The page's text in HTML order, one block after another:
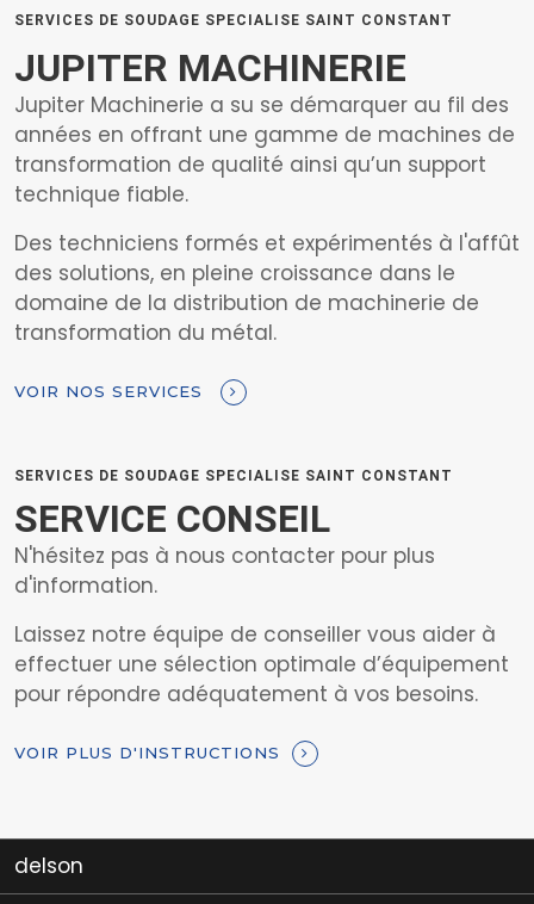
SERVICES DE SOUDAGE SPECIALISE SAINT CONSTANT
JUPITER MACHINERIE
Jupiter Machinerie a su se démarquer au fil des
années en offrant une gamme de machines de
transformation de qualité ainsi qu’un support
technique fiable.
Des techniciens formés et expérimentés à l'affût
des solutions, en pleine croissance dans le
domaine de la distribution de machinerie de
transformation du métal.
VOIR NOS SERVICES
SERVICES DE SOUDAGE SPECIALISE SAINT CONSTANT
SERVICE CONSEIL
N'hésitez pas à nous contacter pour plus
d'information.
Laissez notre équipe de conseiller vous aider à
effectuer une sélection optimale d’équipement
pour répondre adéquatement à vos besoins.
VOIR PLUS D'INSTRUCTIONS